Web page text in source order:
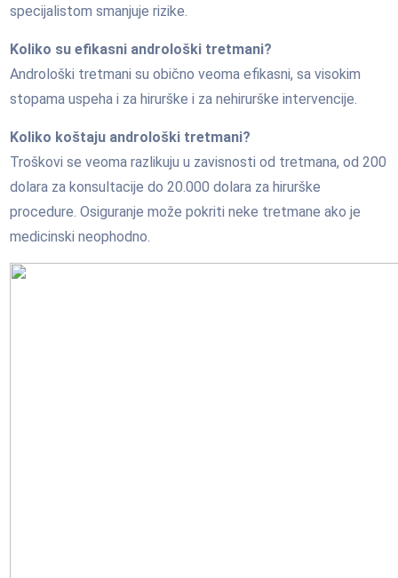
specijalistom smanjuje rizike.
Koliko su efikasni androloški tretmani?
Androloški tretmani su obično veoma efikasni, sa visokim
stopama uspeha i za hirurške i za nehirurške intervencije.
Koliko koštaju androloški tretmani?
Troškovi se veoma razlikuju u zavisnosti od tretmana, od 200
dolara za konsultacije do 20.000 dolara za hirurške
procedure. Osiguranje može pokriti neke tretmane ako je
medicinski neophodno.